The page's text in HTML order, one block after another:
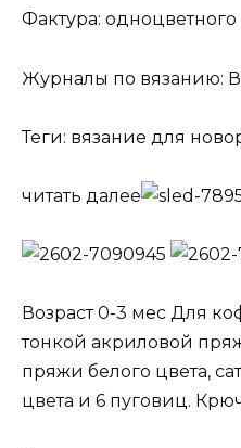
Фактура:
Журналы по вязанию:
Теги: вязание для
читать далее
Возраст 0-3 мес Для
тонкой акриловой
пряжи белого цвета,
цвета и 6 пуговиц.